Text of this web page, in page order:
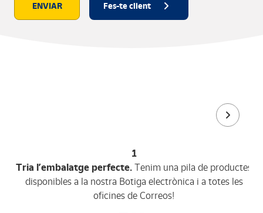
ENVIAR Fes-te client
1
Tria l’embalatge perfecte. Tenim una pila de productes
disponibles a la nostra Botiga electrònica i a totes les
oficines de Correos!